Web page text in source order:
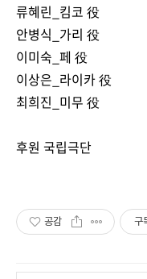
류혜린_킴코 役
안병식_가리 役
이미숙_페 役
이상은_라이카 役
최희진_미무 役
후원 국립극단
공감 구